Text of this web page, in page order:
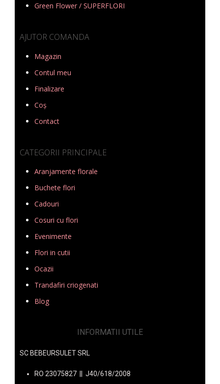
Green Flower / SUPERFLORI
AJUTOR COMANDA
Magazin
Contul meu
Finalizare
Coș
Contact
CATEGORII PRINCIPALE
Aranjamente florale
Buchete flori
Cadouri
Cosuri cu flori
Evenimente
Flori in cutii
Ocazii
Trandafiri criogenati
Blog
INFORMATII UTILE
SC BEBEURSULET SRL
RO 23075827 || J40/618/2008